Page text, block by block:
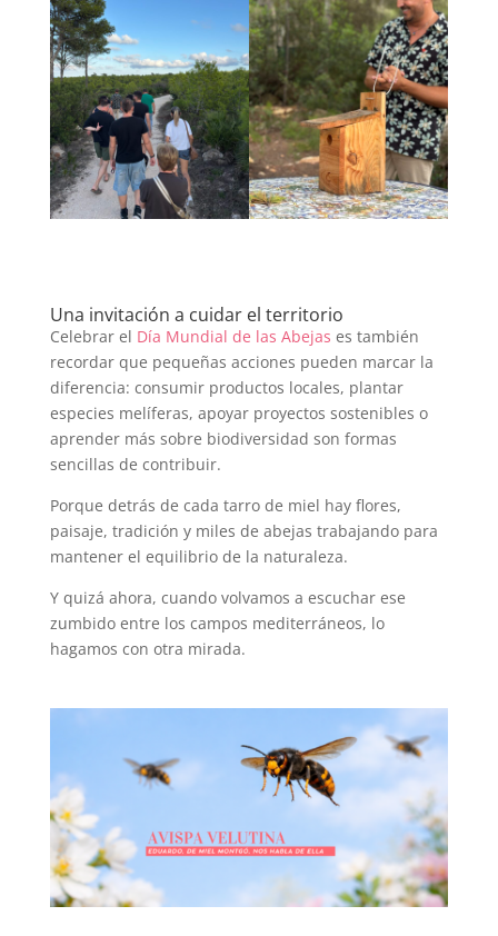
Una invitación a cuidar el territorio
Celebrar el Día Mundial de las Abejas es también
recordar que pequeñas acciones pueden marcar la
diferencia: consumir productos locales, plantar
especies melíferas, apoyar proyectos sostenibles o
aprender más sobre biodiversidad son formas
sencillas de contribuir.
Porque detrás de cada tarro de miel hay flores,
paisaje, tradición y miles de abejas trabajando para
mantener el equilibrio de la naturaleza.
Y quizá ahora, cuando volvamos a escuchar ese
zumbido entre los campos mediterráneos, lo
hagamos con otra mirada.